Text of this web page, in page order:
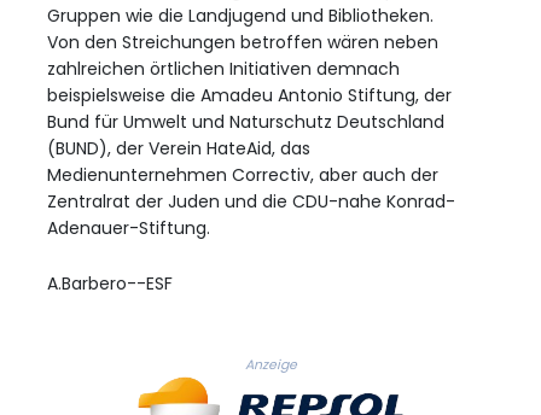
Gruppen wie die Landjugend und Bibliotheken.
Von den Streichungen betroffen wären neben
zahlreichen örtlichen Initiativen demnach
beispielsweise die Amadeu Antonio Stiftung, der
Bund für Umwelt und Naturschutz Deutschland
(BUND), der Verein HateAid, das
Medienunternehmen Correctiv, aber auch der
Zentralrat der Juden und die CDU-nahe Konrad-
Adenauer-Stiftung.
A.Barbero--ESF
Anzeige